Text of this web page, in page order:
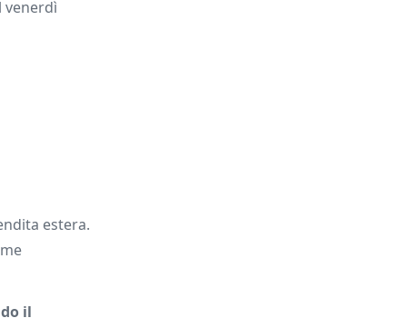
venerdì
estera.
il